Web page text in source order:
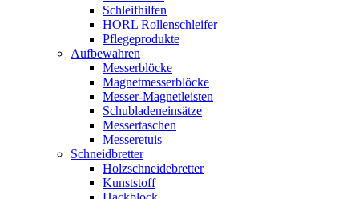
Schleifhilfen
HORL Rollenschleifer
Pflegeprodukte
Aufbewahren
Messerblöcke
Magnetmesserblöcke
Messer-Magnetleisten
Schubladeneinsätze
Messertaschen
Messeretuis
Schneidbretter
Holzschneidebretter
Kunststoff